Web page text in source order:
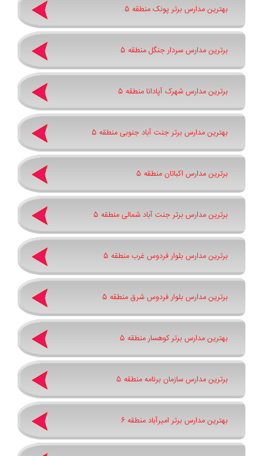
بهترین مدارس برتر پونک منطقه 5
برترین مدارس سردار جنگل منطقه 5
برترین مدارس شهرک آپادانا منطقه 5
بهترین مدارس برتر جنت آباد جنوبی منطقه 5
برترین مدارس اکباتان منطقه 5
برترین مدارس برتر جنت آباد شمالی منطقه 5
برترین مدارس بلوار فردوس غرب منطقه 5
برترین مدارس بلوار فردوس شرق منطقه 5
بهترین مدارس برتر کوهسار منطقه 5
برترین مدارس سازمان برنامه منطقه 5
بهترین مدارس برتر امیرآباد منطقه 6